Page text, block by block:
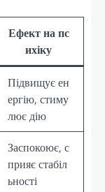
Ефект на пс
ихіку
Підвищує ен
ергію, стиму
лює дію
Заспокоює, с
прияє стабіл
ьності